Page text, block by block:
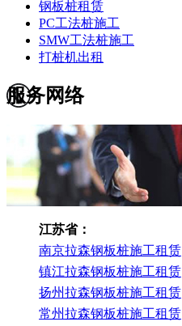
钢板桩租赁
PC工法桩施工
SMW工法桩施工
打桩机出租
服务网络
江苏省：
南京拉森钢板桩施工租赁
镇江拉森钢板桩施工租赁
扬州拉森钢板桩施工租赁
常州拉森钢板桩施工租赁